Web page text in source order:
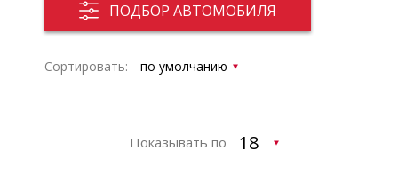
ПОДБОР АВТОМОБИЛЯ
Сортировать:
Показывать по